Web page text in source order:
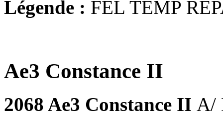
Légende : FEL TEMP
Ae3 Constance II
2068 Ae3 Constance II A/